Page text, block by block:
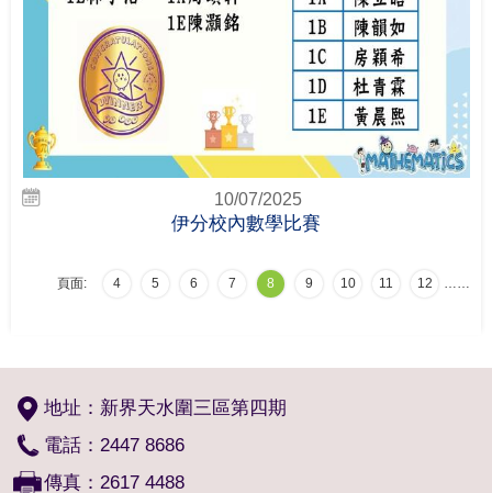
10/07/2025
伊分校內數學比賽
頁面: …
4 5 6 7 8 9 10 11 12 …
地址：新界天水圍三區第四期
電話：2447 8686
傳真：2617 4488